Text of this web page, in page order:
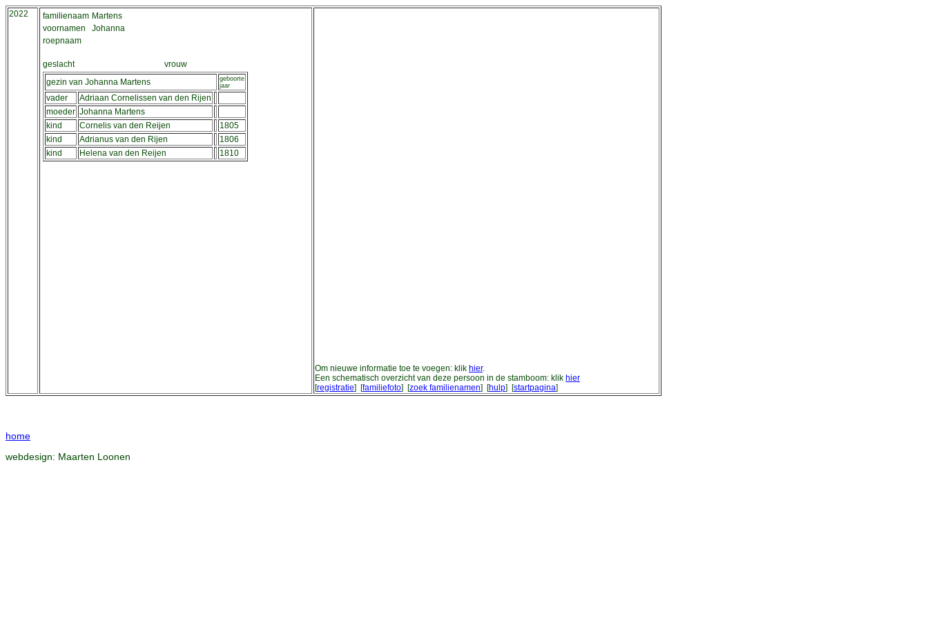
2022 familienaam Martens
voornamen
Johanna
roepnaam
geslacht
vrouw
gezin van Johanna Martens
geboorte
jaar
vader
Adriaan Cornelissen van den Rijen
moeder Johanna Martens
kind
Cornelis van den Reijen
1805
kind
Adrianus van den Rijen
1806
kind
Helena van den Reijen 1810
Om nieuwe informatie toe te voegen: klik hier.
Een schematisch overzicht van deze persoon in de stamboom: klik hier
[registratie] [familiefoto] [zoek familienamen] [hulp] [startpagina]
home
webdesign: Maarten Loonen